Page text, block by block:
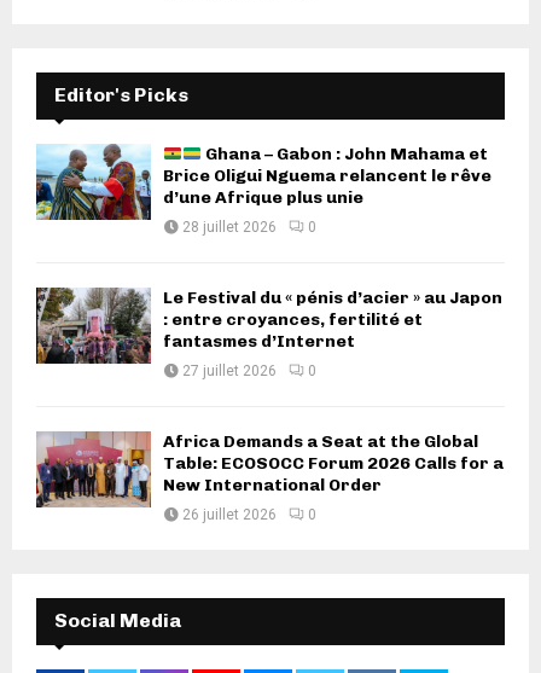
Editor's Picks
Ghana – Gabon : John Mahama et
Brice Oligui Nguema relancent le rêve
d’une Afrique plus unie
28 juillet 2026 0
Le Festival du « pénis d’acier » au Japon
: entre croyances, fertilité et
fantasmes d’Internet
27 juillet 2026 0
Africa Demands a Seat at the Global
Table: ECOSOCC Forum 2026 Calls for a
New International Order
26 juillet 2026 0
Social Media